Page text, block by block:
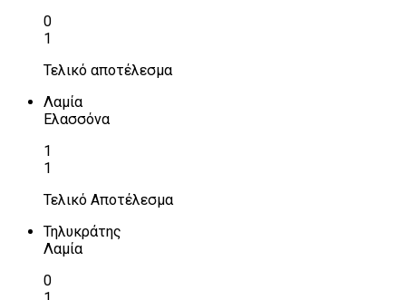
0
1
Τελικό αποτέλεσμα
Λαμία
Ελασσόνα
1
1
Τελικό Αποτέλεσμα
Τηλυκράτης
Λαμία
0